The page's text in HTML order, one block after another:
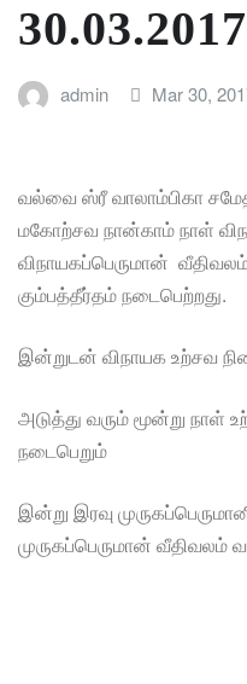
30.03.2017
admin Mar 30,
வல்வை ஸ்ரீ வாலாம்பிகா
மகோற்சவ நான்காம் நாள்
விநாயகப்பெருமான் வீதிவலம்
கும்பத்தீர்தம் நடைபெற்றது.
இன்றுடன் விநாயக உற்சவ
அடுத்து வரும் மூன்று நாள்
நடைபெறும்
இன்று இரவு
முருகப்பெருமான்